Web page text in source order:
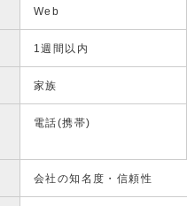
Web
1週間以内
家族
電話(携帯)
会社の知名度・信頼性